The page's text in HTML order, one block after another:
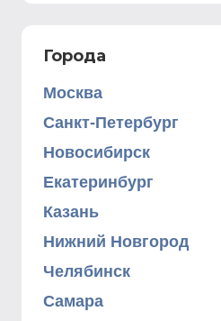
Города
Москва
Санкт-Петербург
Новосибирск
Екатеринбург
Казань
Нижний Новгород
Челябинск
Самара